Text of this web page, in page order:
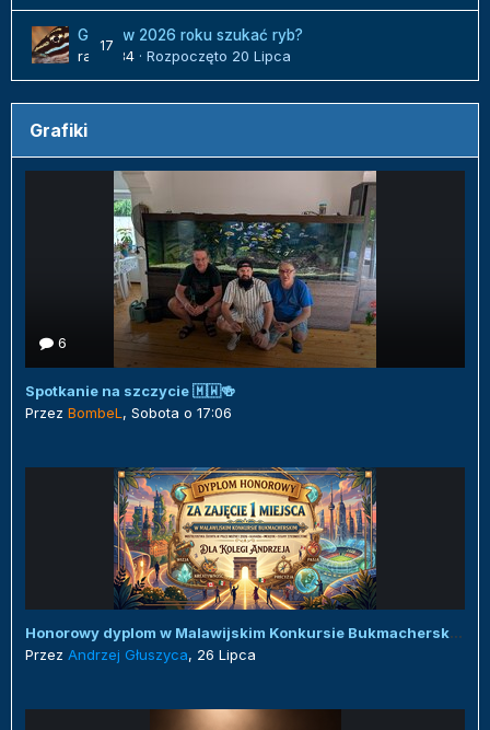
17
Gdzie w 2026 roku szukać ryb?
radek84 · Rozpoczęto 20 Lipca
Grafiki
6
Spotkanie na szczycie 🇲🇼🍻
Przez BombeL , Sobota o 17:06
Honorowy dyplom w Malawijskim Konkursie Bukmacherskim :)
Przez Andrzej Głuszyca, 26 Lipca